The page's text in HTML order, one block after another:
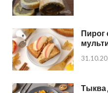
Пирог
Тыква